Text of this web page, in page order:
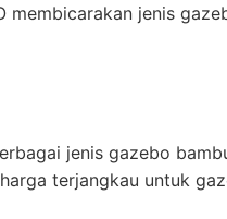
membicarakan jenis
jenis gazebo
terjangkau untuk